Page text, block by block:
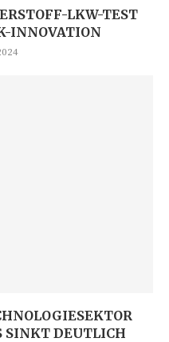
LKW-TEST
INNOVATION
SINKT DEUTLICH